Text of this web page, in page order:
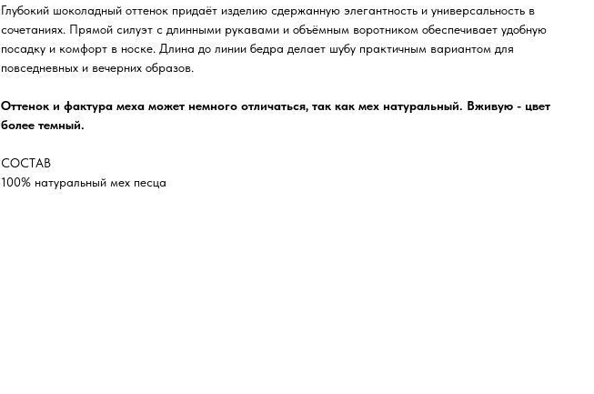
Глубокий шоколадный оттенок придаёт изделию сдержанную элегантность и универсальность в
сочетаниях. Прямой силуэт с длинными рукавами и объёмным воротником обеспечивает удобную
посадку и комфорт в носке. Длина до линии бедра делает шубу практичным вариантом для
повседневных и вечерних образов.
Оттенок и фактура меха может немного отличаться, так как мех натуральный. Вживую - цвет
более темный.
СОСТАВ
100% натуральный мех песца